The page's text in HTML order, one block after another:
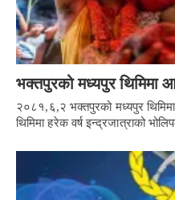
भक्तपुरको मध्यपुर थिमिमा
२०८१,६,२ भक्तपुरको मध्यपुर
थिमिमा हरेक वर्ष इन्द्रजात्राको